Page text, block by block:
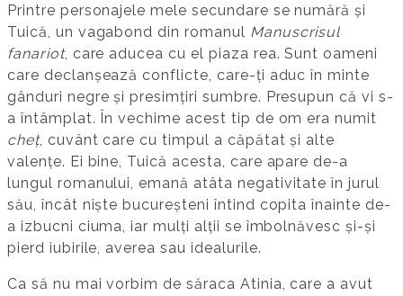
Printre personajele mele secundare se numără și
Tuică, un vagabond din romanul Manuscrisul
fanariot, care aducea cu el piaza rea. Sunt oameni
care declanșează conflicte, care-ți aduc în minte
gânduri negre și presimțiri sumbre. Presupun că vi s-
a întâmplat. În vechime acest tip de om era numit
cheț, cuvânt care cu timpul a căpătat și alte
valențe. Ei bine, Tuică acesta, care apare de-a
lungul romanului, emană atâta negativitate în jurul
său, încât niște bucureșteni întind copita înainte de-
a izbucni ciuma, iar mulți alții se îmbolnăvesc și-și
pierd iubirile, averea sau idealurile.
Ca să nu mai vorbim de săraca Atinia, care a avut